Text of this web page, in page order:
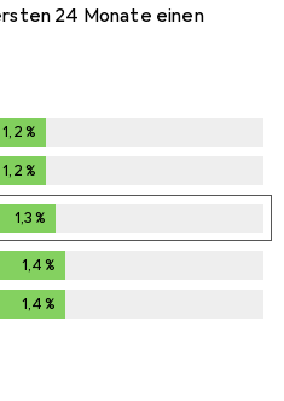
24 Monate einen
1,2 %
1,2 %
1,3 %
1,4 %
1,4 %